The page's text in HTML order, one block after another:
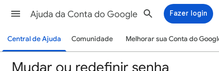
Ajuda da Conta do Google Fazer login
Central de Ajuda Comunidade Melhorar sua Conta do
Mudar ou redefinir senha